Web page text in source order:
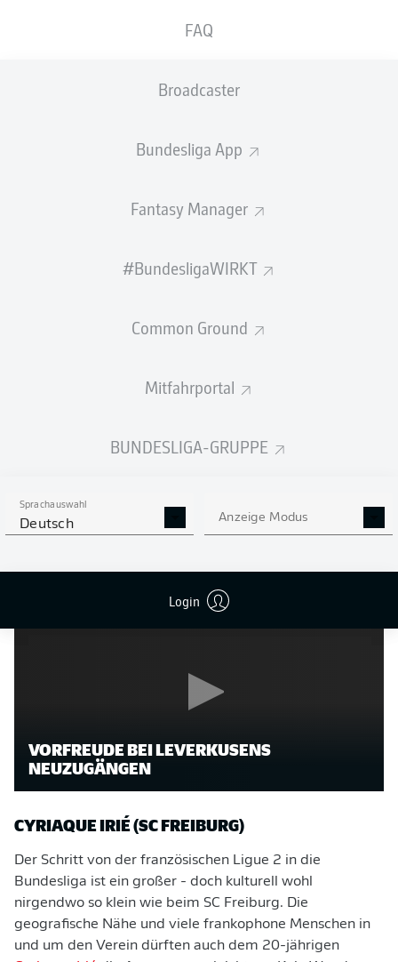
FAQ
Broadcaster
Bundesliga App
Fantasy Manager
#BundesligaWIRKT
Common Ground
Mitfahrportal
BUNDESLIGA-GRUPPE
Sprachauswahl
Deutsch Anzeige Modus
Login
In der fünften Folge mit Malik Tillman, Cyriaque
Mittelfeldspieler in Leverkusen nämlich die Zehn aus, die
23-Jährigen aber eher mit einem anderen Ex-Spieler der
Sachen, die auch Michael Ballack ausgezeichnet haben."
spielte und überzeugte er zuletzt auch als Sechser,
Größe von 1,87 m kann der US-Nationalspieler in der
Spielfeldmitte enorme Wucht entfalten. Das gilt auch für
VORFREUDE BEI LEVERKUSENS
NEUZUGÄNGEN
CYRIAQUE IRIÉ (SC FREIBURG)
Der Schritt von der französischen Ligue 2 in die
Bundesliga ist ein großer - doch kulturell wohl
nirgendwo so klein wie beim SC Freiburg. Die
geografische Nähe und viele frankophone Menschen in
und um den Verein dürften auch dem 20-jährigen